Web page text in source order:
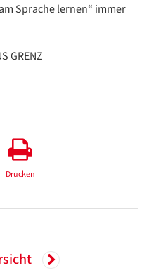
Sprache lernen“ immer
GRENZ
Drucken